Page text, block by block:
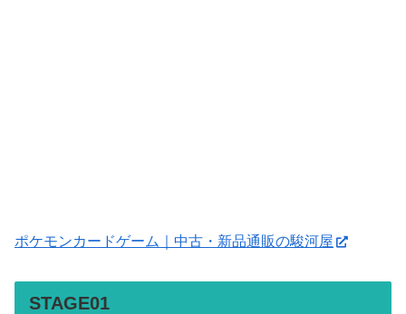
ポケモンカードゲーム｜中古・新品通販の駿河屋
STAGE01